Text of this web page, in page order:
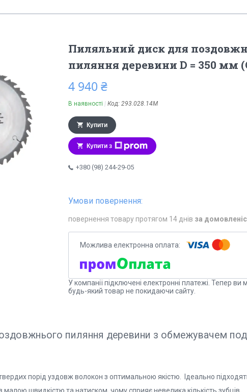
Пиляльний диск для
пиляння деревини D = 350 мм
4 940 ₴
В наявності Код: 293.028.14М
Купити
Купити з
+380 (98) 244-29-05
повернення товару протягом 14 днів за
У компанії підключені електронні платежі. Тепер ви
будь-який товар не покидаючи сайту.
пиляння деревини з обмежувачем
порід уздовж волокон з оптимальною якістю. Ідеально
малою швидкістю та натиском, чому сприяє невелика кількість зубців,